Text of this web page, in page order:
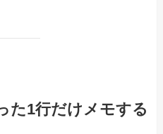
た1行だけメモする